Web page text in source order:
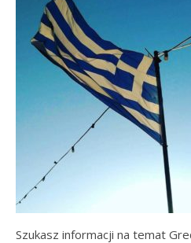
Szukasz informacji na temat